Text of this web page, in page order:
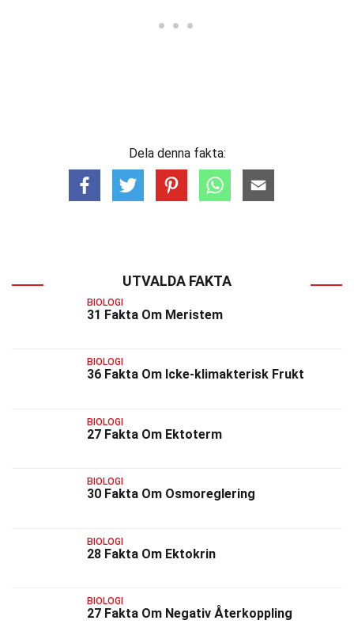
Dela denna fakta:
UTVALDA FAKTA
BIOLOGI
31 Fakta Om Meristem
BIOLOGI
36 Fakta Om Icke-klimakterisk Frukt
BIOLOGI
27 Fakta Om Ektoterm
BIOLOGI
30 Fakta Om Osmoreglering
BIOLOGI
28 Fakta Om Ektokrin
BIOLOGI
27 Fakta Om Negativ Återkoppling